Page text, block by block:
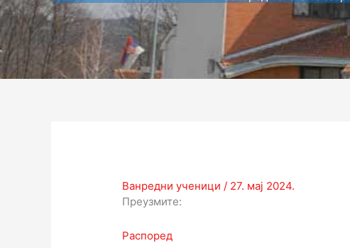
Ванредни ученици / 27. мај 2024.
Преузмите:
Распоред